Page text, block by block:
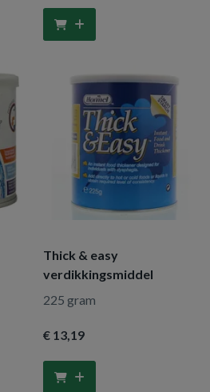
Thick & easy
verdikkingsmiddel
225 gram
€ 13,19